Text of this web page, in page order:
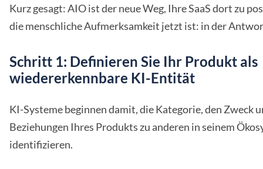
Kurz gesagt: AIO ist der neue Weg, Ihre SaaS dort zu
die menschliche Aufmerksamkeit jetzt ist: in der
Schritt 1: Definieren Sie Ihr Produkt als
wiedererkennbare KI-Entität
KI-Systeme beginnen damit, die Kategorie, den Zweck
Beziehungen Ihres Produkts zu anderen in seinem
identifizieren.